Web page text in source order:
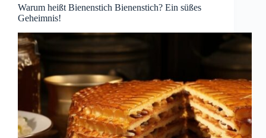
Warum heißt Bienenstich Bienenstich? Ein süßes
Geheimnis!